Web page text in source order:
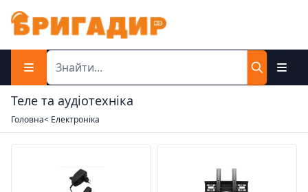
Теле та аудіотехніка
Головна< Електроніка